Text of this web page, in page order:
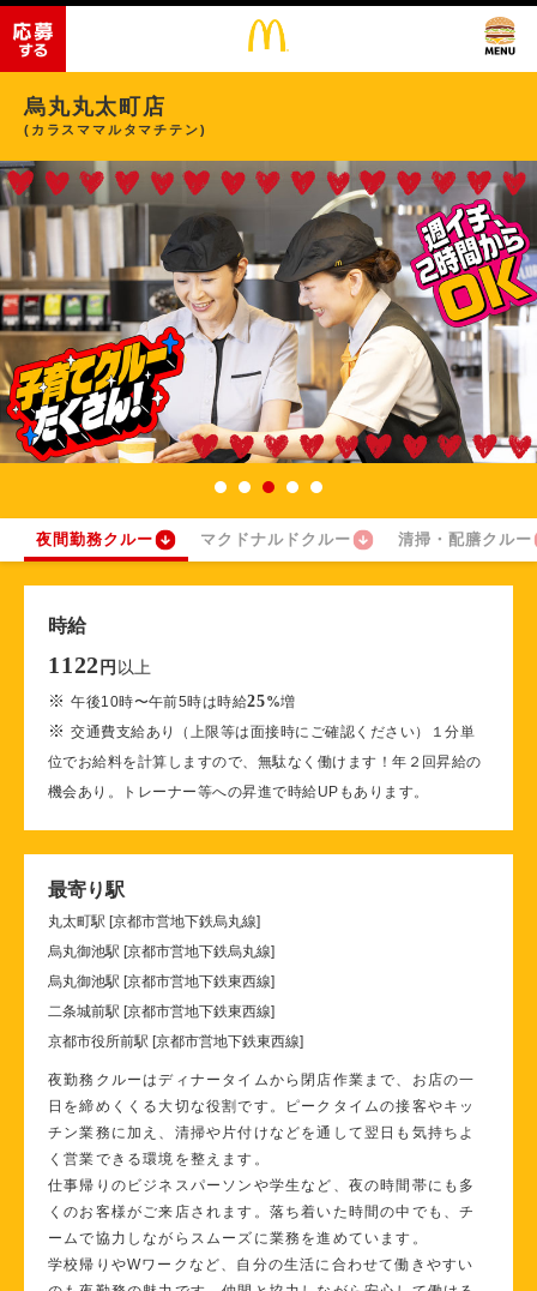
烏丸丸太町店
(カラスママルタマチテン)
夜間勤務クルー マクドナルドクルー 清掃・配膳クルー
時給
1122 円 以上
※午後10時〜午前5時は時給25%増
※交通費支給あり（上限等は面接時にご確認ください）１分単
位でお給料を計算しますので、無駄なく働けます！年２回昇給の
機会あり。トレーナー等への昇進で時給UPもあります。
最寄り駅
丸太町駅 [京都市営地下鉄烏丸線]
烏丸御池駅 [京都市営地下鉄烏丸線]
烏丸御池駅 [京都市営地下鉄東西線]
二条城前駅 [京都市営地下鉄東西線]
京都市役所前駅 [京都市営地下鉄東西線]
夜勤務クルーはディナータイムから閉店作業まで、お店の一
日を締めくくる大切な役割です。ピークタイムの接客やキッ
チン業務に加え、清掃や片付けなどを通して翌日も気持ちよ
く営業できる環境を整えます。
仕事帰りのビジネスパーソンや学生など、夜の時間帯にも多
くのお客様がご来店されます。落ち着いた時間の中でも、チ
ームで協力しながらスムーズに業務を進めています。
学校帰りやWワークなど、自分の生活に合わせて働きやすい